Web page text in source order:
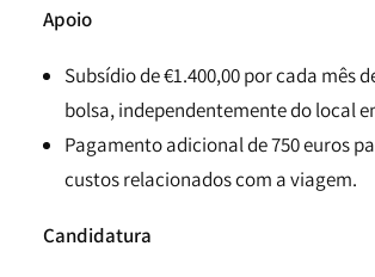
Apoio
Subsídio de €1.400,00 por cada mês
bolsa, independentemente do local
Pagamento adicional de 750 euros
custos relacionados com a viagem.
Candidatura